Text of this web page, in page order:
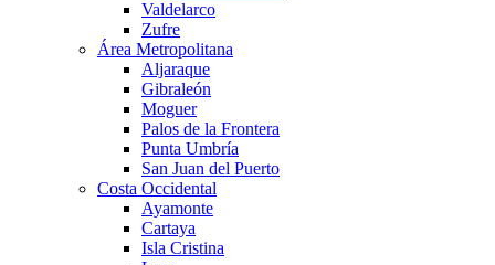
Valdelarco
Zufre
Área Metropolitana
Aljaraque
Gibraleón
Moguer
Palos de la Frontera
Punta Umbría
San Juan del Puerto
Costa Occidental
Ayamonte
Cartaya
Isla Cristina